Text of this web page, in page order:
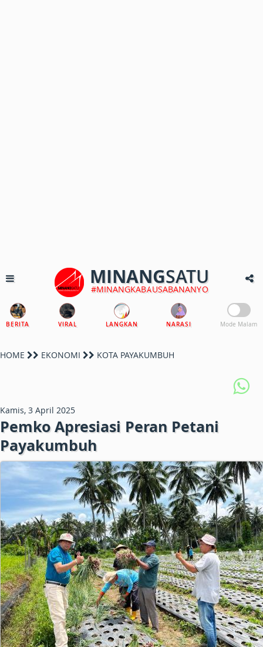
MINANGSATU
#MINANGKABAUSABANANYO
BERITA VIRAL LANGKAN NARASI Mode Malam
HOME EKONOMI KOTA PAYAKUMBUH
Kamis, 3 April 2025
Pemko Apresiasi Peran Petani
Payakumbuh